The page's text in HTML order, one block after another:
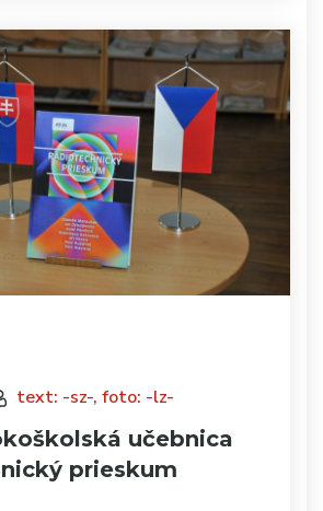
text: -sz-, foto: -lz-
učebnica
prieskum